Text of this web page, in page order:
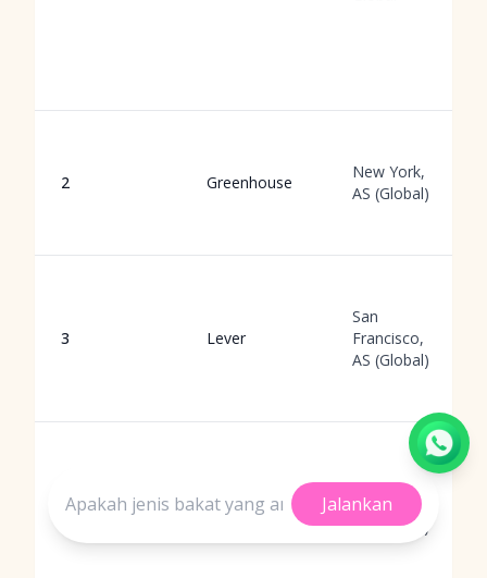
2 Greenhouse
New York,
AS (Global)
3 Lever
San
Francisco,
AS (Global)
4 Workday
Pleasanton,
AS (Global)
Jalankan